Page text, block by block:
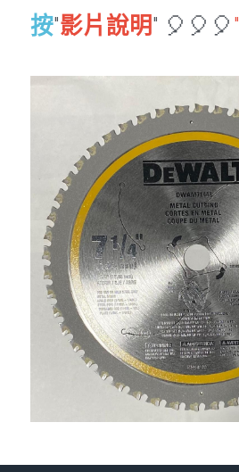
木工刀系列
鑽頭類
電瓶充電器
延長線、電線、電焊線
中亞焊條產品
空、油壓系列
電動吊車、吊具、氣動工具
變頻電焊機、CO2、鑽孔機
雷射儀器及水準儀
木工刀系列
按"影片說明" 🎈🎈🎈 "